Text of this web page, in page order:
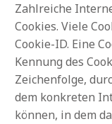
Zahlreiche
Cookies. Viele
Cookie-ID. Eine
Kennung des
Zeichenfolge,
dem konkreten
können, in dem